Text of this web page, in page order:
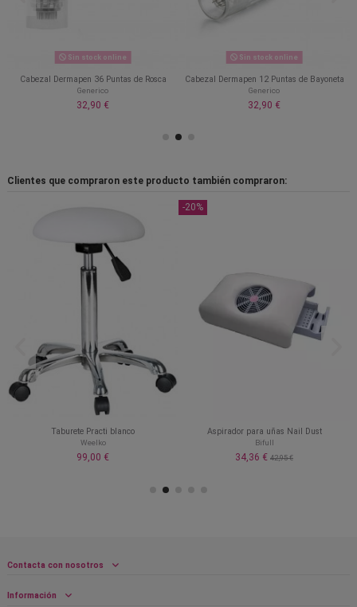
Sin stock online
Cabezal Dermapen 36 Puntas de Rosca
Generico
32,90 €
Sin stock online
Cabezal Dermapen 12 Puntas de Bayoneta
Generico
32,90 €
Clientes que compraron este producto también compraron:
Taburete Practi blanco
Weelko
99,00 €
-20%
Aspirador para uñas Nail Dust
Bifull
34,36 € 42,95 €
Contacta con nosotros
Información